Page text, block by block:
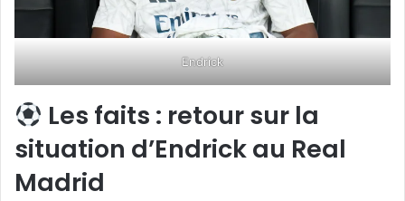
Endrick
Les faits : retour sur la
situation d’Endrick au Real
Madrid